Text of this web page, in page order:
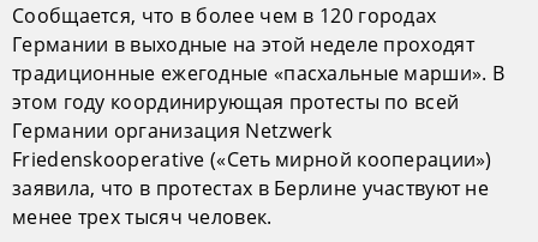
Сообщается, что в более чем в 120 городах
Германии в выходные на этой неделе проходят
традиционные ежегодные «пасхальные марши». В
этом году координирующая протесты по всей
Германии организация Netzwerk
Friedenskooperative («Сеть мирной кооперации»)
заявила, что в протестах в Берлине участвуют не
менее трех тысяч человек.